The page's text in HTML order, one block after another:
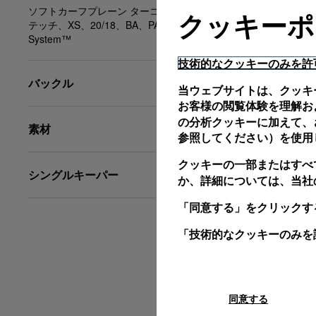
ソフトカーフプレーン ターコイズ、ターコイズス
テッチ、XS、20/18、BA、PAM Click Release
System™
バックル
素材
シングルキーパー
クッキー
技術的なクッキーのみを
当ウェブサイトは、クッ
お客様の閲覧体験を理解
の分析クッキーに加えて
参照してください）を使
クッキーの一部またはす
か、詳細については、当社
「同意する」をクリック
「技術的なクッキーのみ
同意する